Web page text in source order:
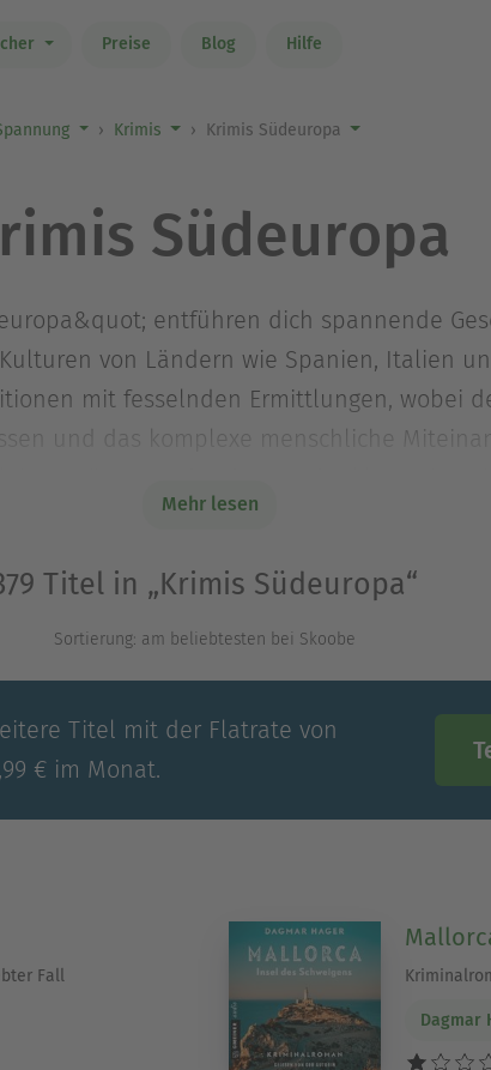
Preise Blog Hilfe
Krimis Krimis Südeuropa
Südeuropa
entführen dich spannende
von Ländern wie Spanien, Italien
mit fesselnden Ermittlungen, wobei
und das komplexe menschliche
Tiefe lassen dich bis zur letzten Seite
Mehr lesen
Titel in „Krimis Südeuropa“
Sortierung: am beliebtesten bei Skoobe
Titel mit der Flatrate von
€ im Monat.
Fall
Dagmar